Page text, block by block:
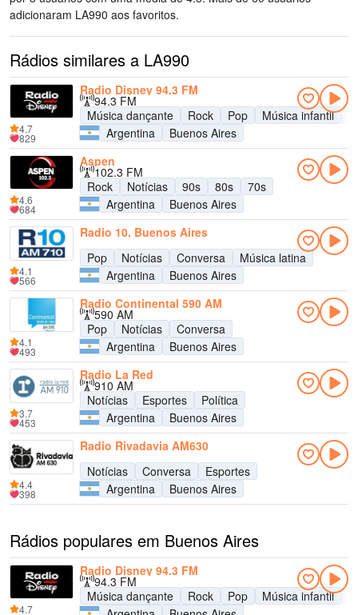
adicionaram LA990 aos favoritos.
Rádios similares a LA990
Radio Disney 94.3 FM
94.3 FM
Música dançante
Rock Pop Música infantil
Argentina
Buenos Aires
4.7
829
Aspen
102.3 FM
Rock
Notícias 90s 80s
70s
Argentina
Buenos Aires
4.6
684
Radio 10, Buenos Aires
Pop
Notícias Conversa
Música latina
Argentina
Buenos Aires
4.1
566
Radio Continental 590 AM
590 AM
Pop
Notícias
Conversa
Argentina
Buenos Aires
4.1
493
Radio La Red
910 AM
Notícias
Esportes
Política
Argentina
Buenos Aires
3.7
453
Radio Rivadavia AM630
Notícias
Conversa
Esportes
Argentina
Buenos Aires
4.4
398
Rádios populares em Buenos Aires
Radio Disney 94.3 FM
94.3 FM
Música dançante
Rock Pop Música infantil
4.7